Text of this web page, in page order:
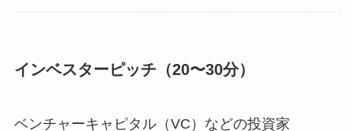
インベスターピッチ（20〜30分）
ベンチャーキャピタル（VC）などの投資家